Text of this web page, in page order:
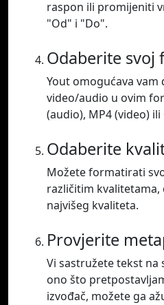
raspon ili promijeniti
"Od" i "Do".
Odaberite svoj
Yout omogućava
video/audio u ovim
(audio), MP4 (video)
Odaberite
Možete formatirati
različitim kvalitetama,
najvišeg kvaliteta.
Provjerite
Vi sastružete tekst na
ono što
izvođač, možete ga